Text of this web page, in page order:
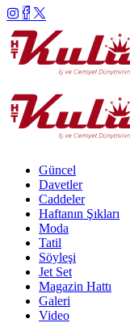
Güncel
Davetler
Caddeler
Haftanın Şıkları
Moda
Tatil
Söyleşi
Jet Set
Magazin Hattı
Galeri
Video